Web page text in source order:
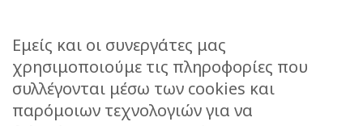
ΕΠΙΚΟΙΝΩΝΙΑ
STORIES
Εμείς και οι συνεργάτες μας
χρησιμοποιούμε τις πληροφορίες που
συλλέγονται μέσω των cookies και
παρόμοιων τεχνολογιών για να